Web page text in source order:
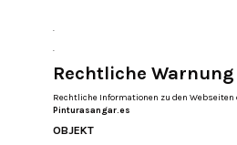
.
.
Rechtliche Warnung
Rechtliche Informationen zu den Webseiten
Pinturasangar.es
OBJEKT